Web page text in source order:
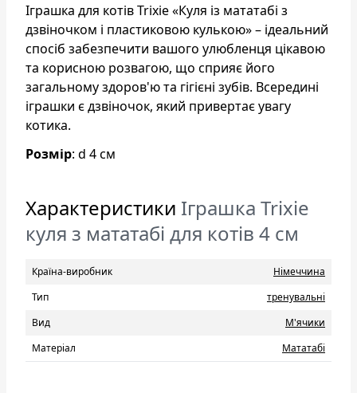
Іграшка для котів Trixie «Куля із мататабі з
дзвіночком і пластиковою кулькою» – ідеальний
спосіб забезпечити вашого улюбленця цікавою
та корисною розвагою, що сприяє його
загальному здоров'ю та гігієні зубів. Всередині
іграшки є дзвіночок, який привертає увагу
котика.
Розмір: d 4 см
Характеристики Іграшка Trixie
куля з мататабі для котів 4 см
Країна-виробник
Нiмеччина
Тип
тренувальні
Вид
М'ячики
Матеріал
Мататабі